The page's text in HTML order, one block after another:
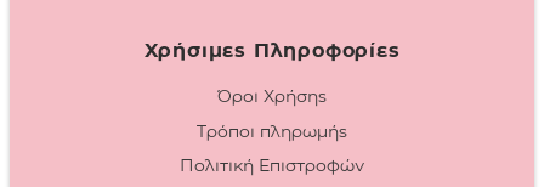
Χρήσιμες Πληροφορίες
Όροι Χρήσης
Τρόποι πληρωμής
Πολιτική Επιστροφών